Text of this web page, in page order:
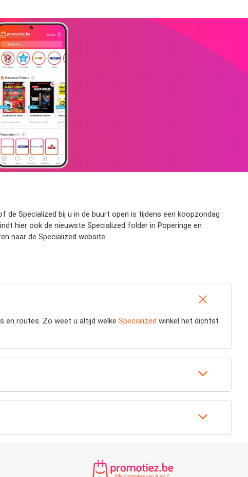
de Specialized bij u in de buurt open is tijdens een koopzondag
hier ook de nieuwste Specialized folder in Poperinge en
naar de Specialized website.
en routes. Zo weet u altijd welke Specialized winkel het dichtst